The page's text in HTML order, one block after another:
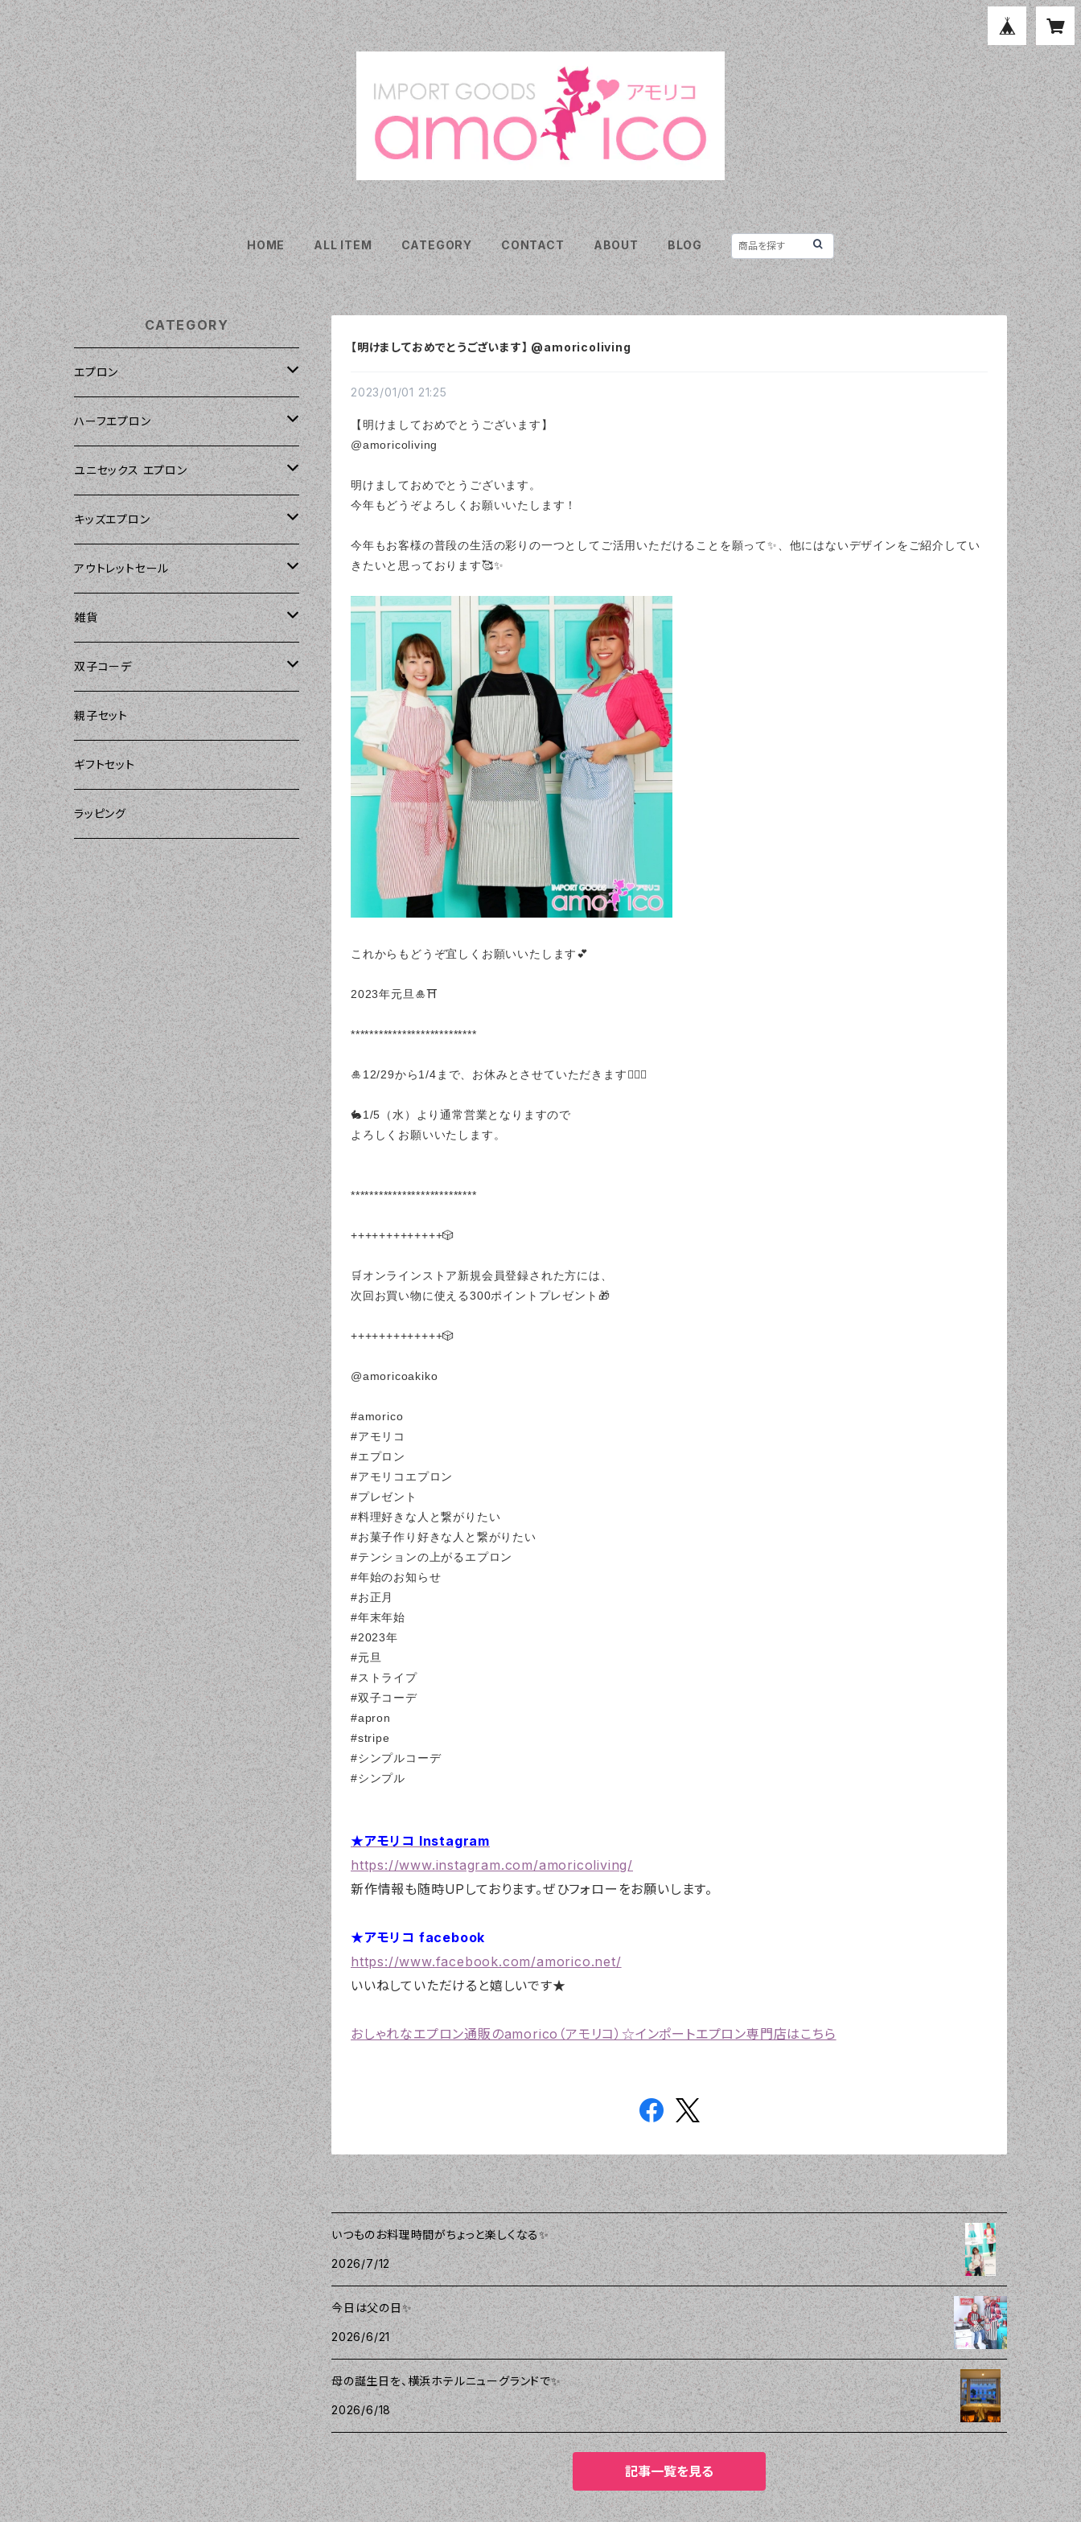
HOME ALL ITEM CATEGORY CONTACT ABOUT BLOG
【明けましておめでとうございます】 @amoricoliving
2023/01/01 21:25
【明けましておめでとうございます】
@amoricoliving
明けましておめでとうございます。
今年もどうぞよろしくお願いいたします！
今年もお客様の普段の生活の彩りの一つとしてご活用いただけることを願って✨、他にはないデザインをご紹介してい
きたいと思っております🥰✨
これからもどうぞ宜しくお願いいたします💕
2023年元旦🎍⛩
***************************
🎍12/29から1/4まで、お休みとさせていただきます🙇🏼‍♀️
🐇1/5（水）より通常営業となりますので
よろしくお願いいたします。
***************************
+++++++++++++🎲
🛒オンラインストア新規会員登録された方には、
次回お買い物に使える300ポイントプレゼント🎁
+++++++++++++🎲
@amoricoakiko
#amorico
#アモリコ
#エプロン
#アモリコエプロン
#プレゼント
#料理好きな人と繋がりたい
#お菓子作り好きな人と繋がりたい
#テンションの上がるエプロン
#年始のお知らせ
#お正月
#年末年始
#2023年
#元旦
#ストライプ
#双子コーデ
#apron
#stripe
#シンプルコーデ
#シンプル
★アモリコ Instagram
https://www.instagram.com/amoricoliving/
新作情報も随時UPしております。ぜひフォローをお願いします。
★アモリコ facebook
https://www.facebook.com/amorico.net/
いいねしていただけると嬉しいです★
おしゃれなエプロン通販のamorico（アモリコ）☆インポートエプロン専門店はこちら
いつものお料理時間がちょっと楽しくなる✨
2026/7/12
今日は父の日✨
2026/6/21
母の誕生日を、横浜ホテルニューグランドで✨
2026/6/18
記事一覧を見る
CATEGORY
エプロン
Kitsch'n Glam（キッチングラム）
Sierra Rose（シエラローズ）
Tarantinalovers（タランティーナ ラバー
ズ）
The Sunday Girl（ザサンデーガール）
Carolyn's Kitchen（キャロリンズキッチ
ン）
Sugar baby aprons（シュガーベイビ
ー）
DII（ディーアイアイ）
MOZI（モジ）
amorico（アモリコ）
I love Aprons（アラブエプロンズ）
Flirty Aprons（フラーティーエプロンズ）
Heavenly Hostess（ヘブンリーホステ
ス）
ハーフエプロン
Sierra Rose（シエラローズ）
ユニセックス エプロン
DII（ディーアイアイ）
Sierra Rose（シエラローズ）
amorico（アモリコ）
キッズエプロン
Sierra Rose（シエラローズ）
The Sunday Girl（ザサンデーガール）
ASD Living（エーエスディーリビング）
Kitsch'n Glam（キッチングラム）
DII（ディーアイアイ）
アウトレットセール
エプロン
Kitsch'n Glam（キッチングラム）
Sierra Rose（シエラローズ）
DII（ディーアイアイ）
amorico（アモリコ）
Sugar baby aprons（シュガーベイビー）
Tarantinalovers（タランティーナ ラバーズ）
雑貨
amorico（アモリコ）
雑貨
amorico（アモリコ）
The Sunday Girl（ザサンデーガール）
DII（ディーアイアイ）
Kitsch'n Glam（キッチングラム）
双子コーデ
The Sunday Girl（サンデーガール）
親子セット
ギフトセット
ラッピング